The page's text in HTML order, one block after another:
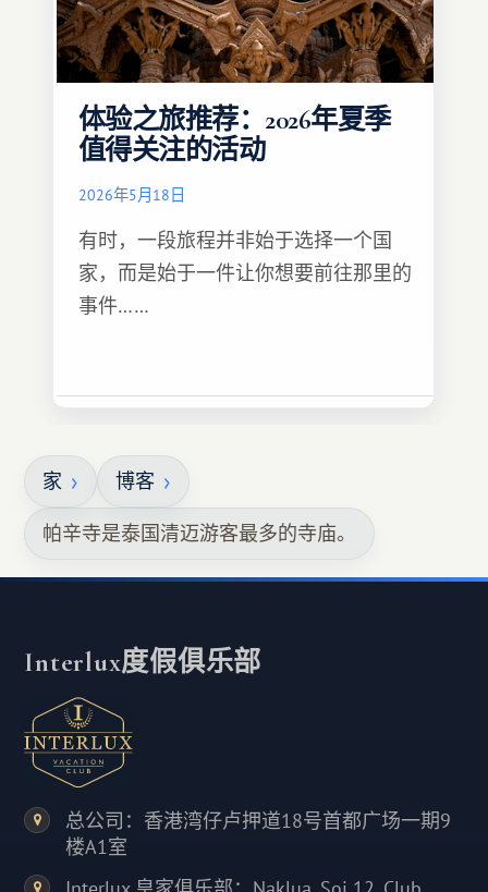
体验之旅推荐：2026年夏季
值得关注的活动
2026年5月18日
有时，一段旅程并非始于选择一个国
家，而是始于一件让你想要前往那里的
事件……
家 博客
帕辛寺是泰国清迈游客最多的寺庙。
Interlux度假俱乐部
总公司：香港湾仔卢押道18号首都广场一期9
楼A1室